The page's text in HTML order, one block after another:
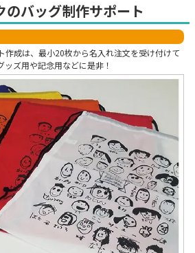
のバッグ制作サポート
作成は、最小20枚から名入れ注文を受け付けて
ズ用や記念用などに是非！